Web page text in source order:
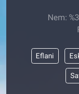
Nem:
Eflani